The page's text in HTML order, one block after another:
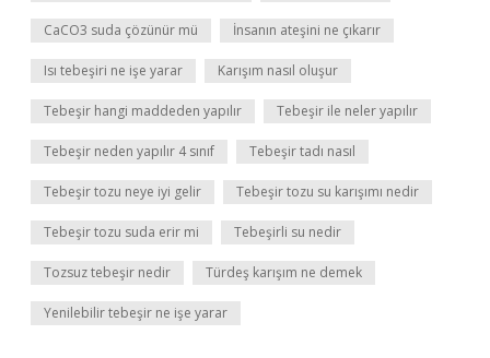
CaCO3 suda çözünür mü İnsanın ateşini ne çıkarır
Isı tebeşiri ne işe yarar Karışım nasıl oluşur
Tebeşir hangi maddeden yapılır Tebeşir ile neler yapılır
Tebeşir neden yapılır 4 sınıf Tebeşir tadı nasıl
Tebeşir tozu neye iyi gelir Tebeşir tozu su karışımı nedir
Tebeşir tozu suda erir mi Tebeşirli su nedir
Tozsuz tebeşir nedir Türdeş karışım ne demek
Yenilebilir tebeşir ne işe yarar